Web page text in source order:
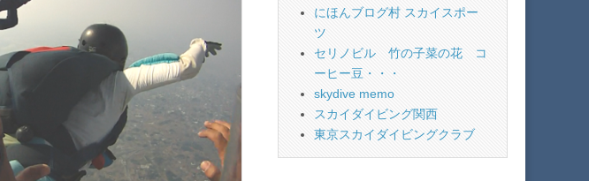
にほんブログ村 スカイスポー
ツ
セリノビル 竹の子菜の花 コ
ーヒー豆・・・
skydive memo
スカイダイビング関西
東京スカイダイビングクラブ